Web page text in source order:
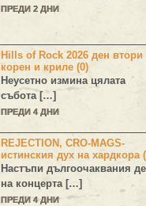
ПРЕДИ 2 ДНИ
Hills of Rock 2026 ден втори
корен и криле (0)
Неусетно измина цялата
събота […]
ПРЕДИ 4 ДНИ
REJECTION, CRO-MAGS-
истинския дух на хардкора
Настъпи дългоочаквания
на концерта […]
ПРЕДИ 4 ДНИ